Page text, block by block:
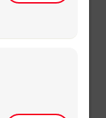
Campo